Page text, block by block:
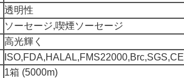
透明性
ソーセージ,喫煙ソーセージ
高光輝く
ISO,FDA,HALAL,FMS22000,Brc,SGS,CE
1箱 (5000m)